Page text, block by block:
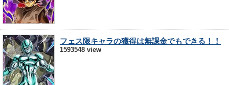
フェス限キャラの獲得は無課金でもできる！！
1593548 view